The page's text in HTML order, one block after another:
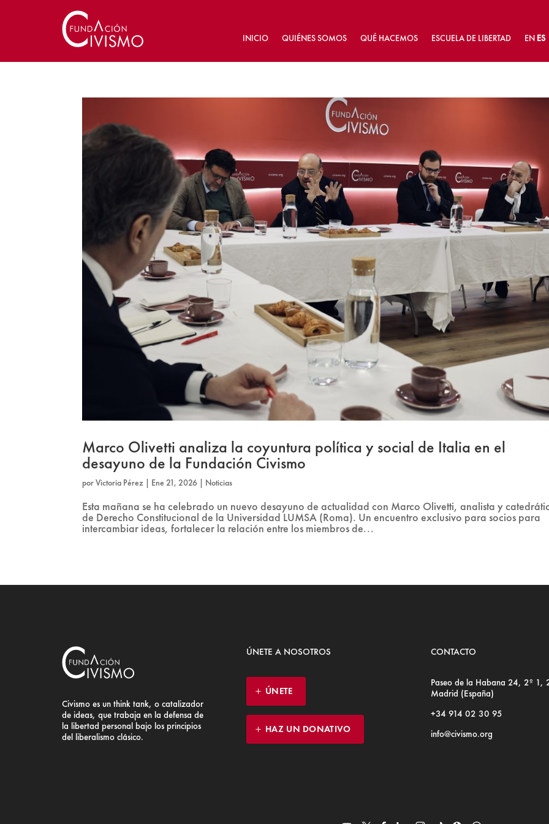
INICIO QUIÉNES SOMOS QUÉ HACEMOS ESCUELA DE LIBERTAD EN ES
Marco Olivetti analiza la coyuntura política y social de Italia en el
desayuno de la Fundación Civismo
porVictoria Pérez Ene 21, 2026 Noticias
Esta mañana se ha celebrado un nuevo desayuno de actualidad con Marco Olivetti, analista y
de Derecho Constitucional de la Universidad LUMSA (Roma). Un encuentro exclusivo para socios para
intercambiar ideas, fortalecer la relación entre los miembros de...
Civismo es un think tank, o catalizador
de ideas, que trabaja en la defensa de
la libertad personal bajo los principios
del liberalismo clásico.
ÚNETE A NOSOTROS
ÚNETE
HAZ UN DONATIVO
CONTACTO
Paseo de la Habana 24, 2º
Madrid (España)
+34 914 02 30 95
info@civismo.org